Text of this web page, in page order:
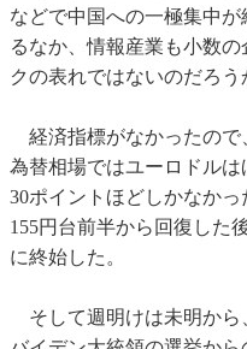
などで中国への一極集中
るなか、情報産業も小数
クの表れではないのだろう
経済指標がなかったので
為替相場ではユーロドル
30ポイントほどしかなか
155円台前半から回復した
に終始した。
そして週明けは未明から